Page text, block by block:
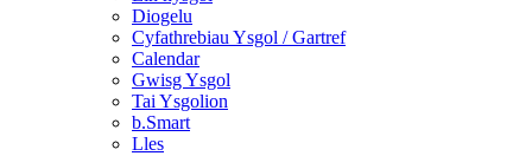
Diogelu
Cyfathrebiau Ysgol / Gartref
Calendar
Gwisg Ysgol
Tai Ysgolion
b.Smart
Lles